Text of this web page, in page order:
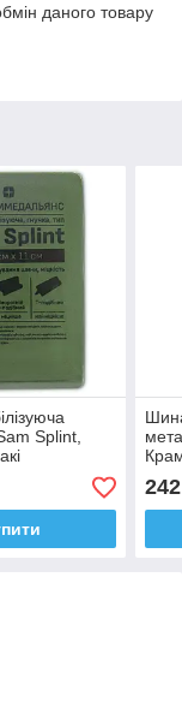
даного товару
Splint,
см
242